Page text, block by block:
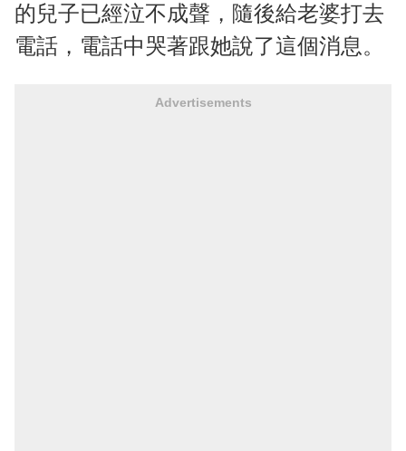
的兒子已經泣不成聲，隨後給老婆打去
電話，電話中哭著跟她說了這個消息。
Advertisements